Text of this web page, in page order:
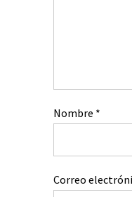
Nombre *
Correo